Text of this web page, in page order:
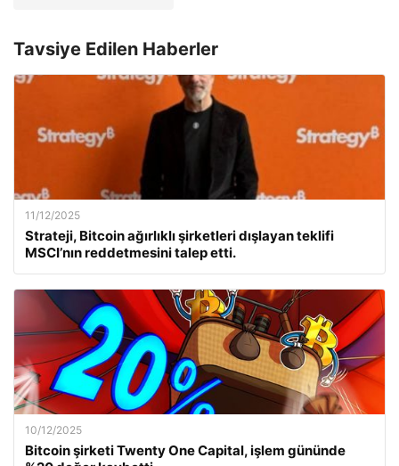
Tavsiye Edilen Haberler
11/12/2025
Strateji, Bitcoin ağırlıklı şirketleri dışlayan teklifi
MSCI’nın reddetmesini talep etti.
10/12/2025
Bitcoin şirketi Twenty One Capital, işlem gününde